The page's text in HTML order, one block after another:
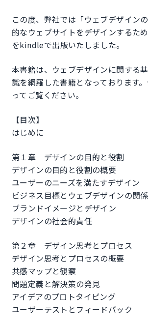
この度、弊社では「ウェブデザイン
的なウェブサイトをデザインするた
をkindleで出版いたしました。
本書籍は、ウェブデザインに関する
識を網羅した書籍となっております
ってご覧ください。
【目次】
はじめに
第１章 デザインの目的と役割
デザインの目的と役割の概要
ユーザーのニーズを満たすデザイン
ビジネス目標とウェブデザインの関係
ブランドイメージとデザイン
デザインの社会的責任
第２章 デザイン思考とプロセス
デザイン思考とプロセスの概要
共感マップと観察
問題定義と解決策の発見
アイデアのプロトタイピング
ユーザーテストとフィードバック